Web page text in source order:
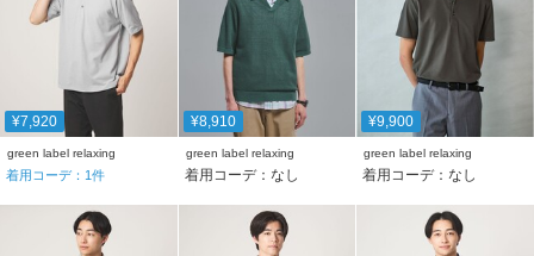
¥7,920
green label relaxing
着用コーデ： 1件
¥8,910
green label relaxing
着用コーデ：なし
¥9,900
green label relaxing
着用コーデ：なし